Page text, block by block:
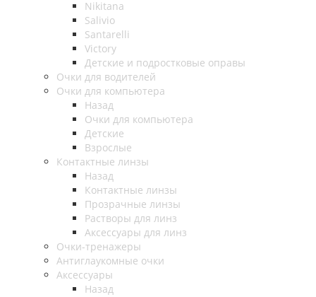
Nikitana
Salivio
Santarelli
Victory
Детские и подростковые оправы
Очки для водителей
Очки для компьютера
Назад
Очки для компьютера
Детские
Взрослые
Контактные линзы
Назад
Контактные линзы
Прозрачные линзы
Растворы для линз
Аксессуары для линз
Очки-тренажеры
Антиглаукомные очки
Аксессуары
Назад